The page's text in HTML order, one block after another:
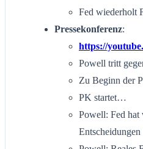
Fed wiederholt
Pressekonferenz:
https://
Powell tritt
Zu Beginn der
PK startet…
Powell: Fed hat